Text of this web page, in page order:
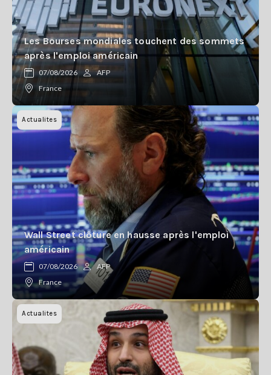
Les Bourses mondiales touchent des sommets
après l'emploi américain
07/08/2026
AFP
France
Actualites
Wall Street clôture en hausse après l'emploi
américain
07/08/2026
AFP
France
Actualites